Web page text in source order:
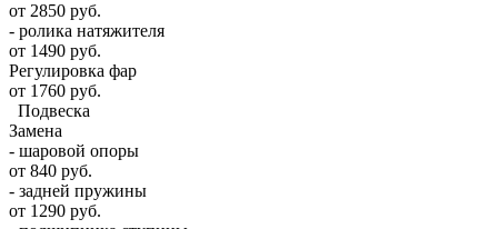
от 2850 руб.
- ролика натяжителя
от 1490 руб.
Регулировка фар
от 1760 руб.
Подвеска
Замена
- шаровой опоры
от 840 руб.
- задней пружины
от 1290 руб.